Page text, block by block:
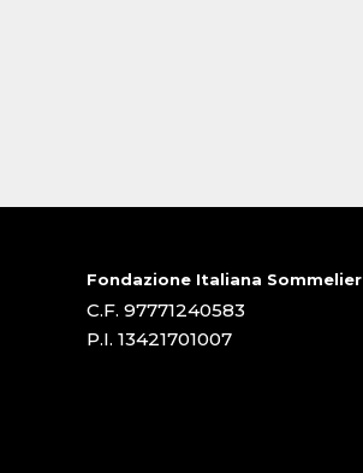
Fondazione Italiana Sommelier
C.F. 97771240583
P.I. 13421701007